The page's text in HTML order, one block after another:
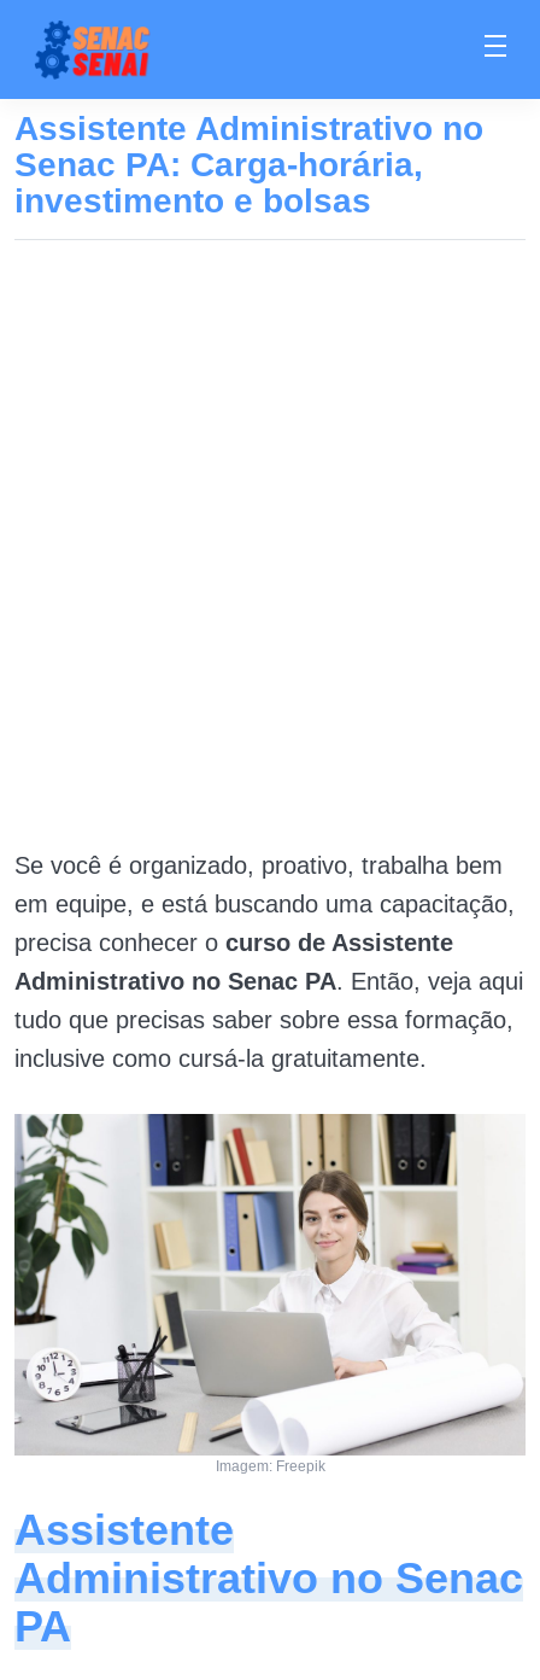
Assistente Administrativo no
Senac PA: Carga-horária,
investimento e bolsas
Se você é organizado, proativo, trabalha bem
em equipe, e está buscando uma capacitação,
precisa conhecer o curso de Assistente
Administrativo no Senac PA. Então, veja aqui
tudo que precisas saber sobre essa formação,
inclusive como cursá-la gratuitamente.
Imagem: Freepik
Assistente
Administrativo no Senac
PA